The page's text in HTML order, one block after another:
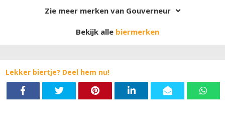
Zie meer merken van Gouverneur
Bekijk alle biermerken
Lekker biertje? Deel hem nu!